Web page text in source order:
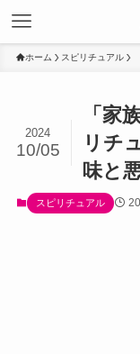
ホーム スピリチュアル
「家
リチ
味と
2024
10/05
スピリチュアル